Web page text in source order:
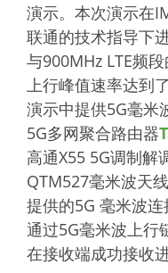
演示。本次演示在
联通的技术指导下
与900MHz LTE频
上行峰值速率达到
演示中提供5G毫米
5G多网聚合路由器
高通X55 5G调制解
QTM527毫米波天
提供的5G 毫米波
通过5G毫米波上行
在接收端成功接收